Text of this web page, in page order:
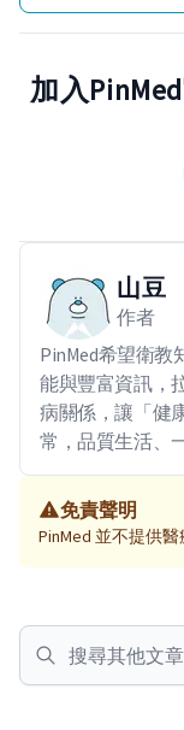
加入
山豆
作者
PinMed希望衛
能與豐富資訊，
病關係，讓「健
常，品質生活、
免責聲明
PinMed 並不提供